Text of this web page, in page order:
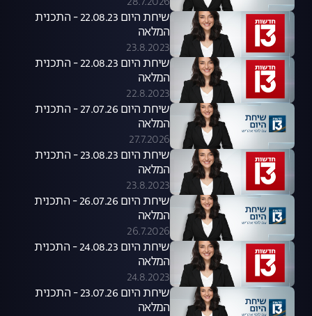
שיחת היום 22.08.23 - התכנית
המלאה
23.8.2023
שיחת היום 22.08.23 - התכנית
המלאה
22.8.2023
שיחת היום 27.07.26 - התכנית
המלאה
27.7.2026
שיחת היום 23.08.23 - התכנית
המלאה
23.8.2023
שיחת היום 26.07.26 - התכנית
המלאה
26.7.2026
שיחת היום 24.08.23 - התכנית
המלאה
24.8.2023
שיחת היום 23.07.26 - התכנית
המלאה